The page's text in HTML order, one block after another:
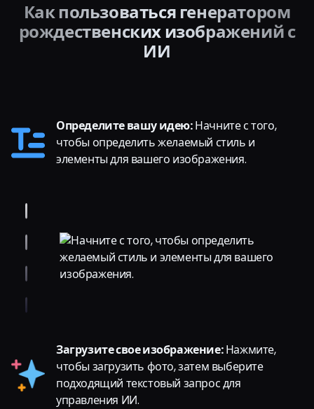
Как пользоваться генератором
рождественских изображений с
ИИ
Определите вашу идею:Начните с того,
чтобы определить желаемый стиль и
элементы для вашего изображения.
Загрузите свое изображение:Нажмите,
чтобы загрузить фото, затем выберите
подходящий текстовый запрос для
управления ИИ.